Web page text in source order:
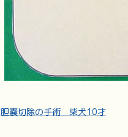
胆嚢切除の手術 柴犬10才